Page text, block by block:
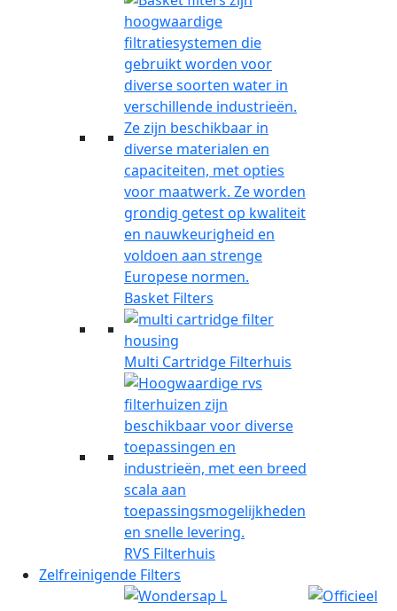
Basket Filters
Multi Cartridge Filterhuis
RVS Filterhuis
Zelfreinigende Filters